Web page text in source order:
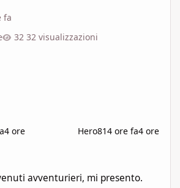
fa
32 visualizzazioni
4 ore Hero814 ore fa4 ore
avventurieri, mi presento.